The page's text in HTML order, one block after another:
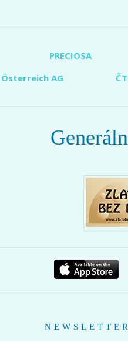
PRECIOSA
AG
NEWSLETTER